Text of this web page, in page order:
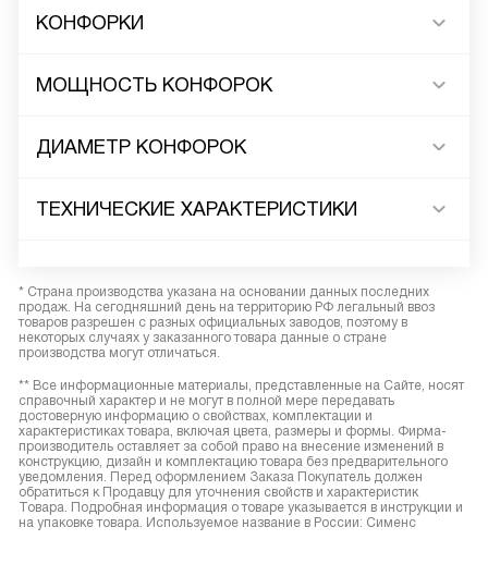
КОНФОРКИ
МОЩНОСТЬ КОНФОРОК
ДИАМЕТР КОНФОРОК
ТЕХНИЧЕСКИЕ ХАРАКТЕРИСТИКИ
* Страна производства указана на основании данных последних
продаж. На сегодняшний день на территорию РФ легальный ввоз
товаров разрешен с разных официальных заводов, поэтому в
некоторых случаях у заказанного товара данные о стране
производства могут отличаться.
** Все информационные материалы, представленные на Сайте, носят
справочный характер и не могут в полной мере передавать
достоверную информацию о свойствах, комплектации и
характеристиках товара, включая цвета, размеры и формы. Фирма-
производитель оставляет за собой право на внесение изменений в
конструкцию, дизайн и комплектацию товара без предварительного
уведомления. Перед оформлением Заказа Покупатель должен
обратиться к Продавцу для уточнения свойств и характеристик
Товара. Подробная информация о товаре указывается в инструкции и
на упаковке товара. Используемое название в России: Сименс